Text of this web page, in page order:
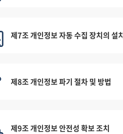
제7조 개인정보 자동 수집 장치의 설
제8조 개인정보 파기 절차 및 방법
제9조 개인정보 안전성 확보 조치